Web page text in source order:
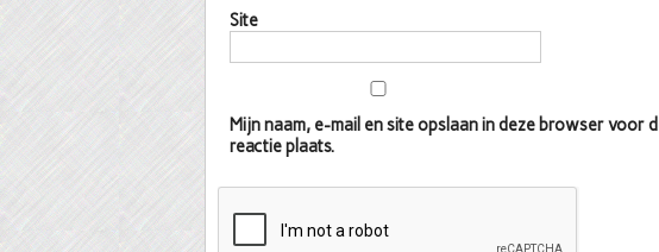
Site
Mijn naam, e-mail en site opslaan in deze browser voor
reactie plaats.